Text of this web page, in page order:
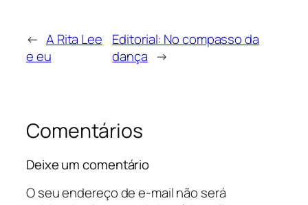
← A Rita Lee
e eu
Editorial: No compasso da
dança →
Comentários
Deixe um comentário
O seu endereço de e-mail não será